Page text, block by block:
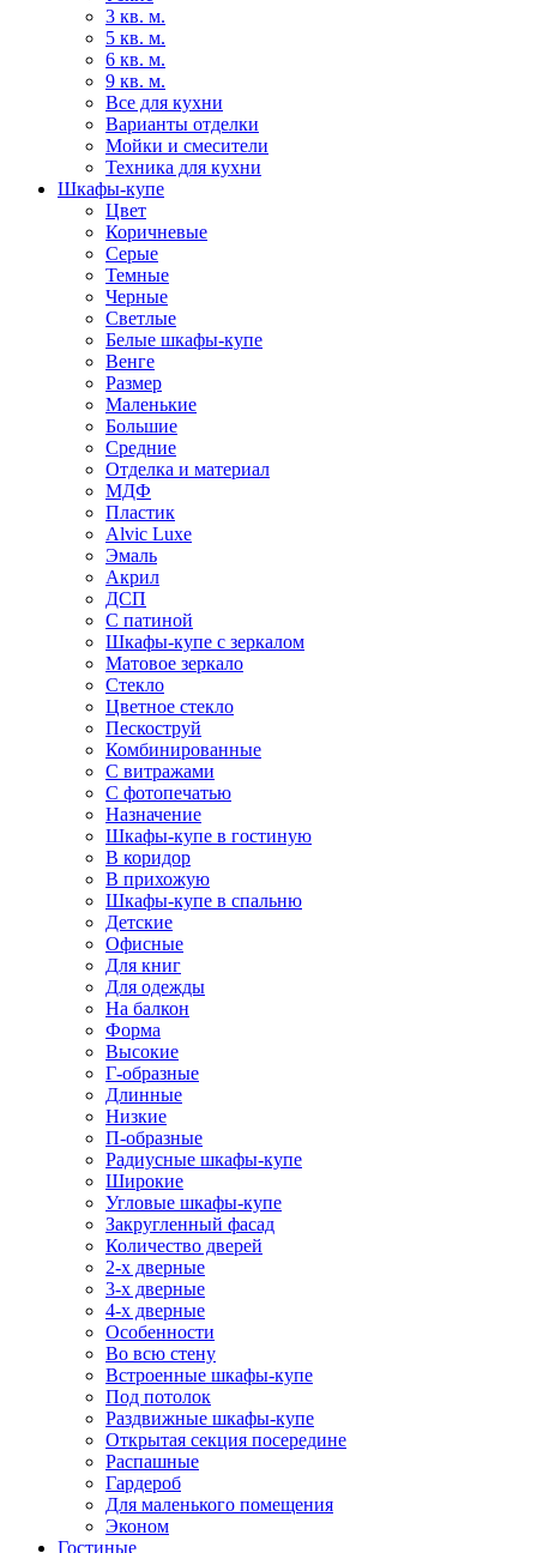
3 кв. м.
5 кв. м.
6 кв. м.
9 кв. м.
Все для кухни
Варианты отделки
Мойки и смесители
Техника для кухни
Шкафы-купе
Цвет
Коричневые
Серые
Темные
Черные
Светлые
Белые шкафы-купе
Венге
Размер
Маленькие
Большие
Средние
Отделка и материал
МДФ
Пластик
Alvic Luxe
Эмаль
Акрил
ДСП
С патиной
Шкафы-купе с зеркалом
Матовое зеркало
Стекло
Цветное стекло
Пескоструй
Комбинированные
С витражами
С фотопечатью
Назначение
Шкафы-купе в гостиную
В коридор
В прихожую
Шкафы-купе в спальню
Детские
Офисные
Для книг
Для одежды
На балкон
Форма
Высокие
Г-образные
Длинные
Низкие
П-образные
Радиусные шкафы-купе
Широкие
Угловые шкафы-купе
Закругленный фасад
Количество дверей
2-х дверные
3-х дверные
4-х дверные
Особенности
Во всю стену
Встроенные шкафы-купе
Под потолок
Раздвижные шкафы-купе
Открытая секция посередине
Распашные
Гардероб
Для маленького помещения
Эконом
Гостиные